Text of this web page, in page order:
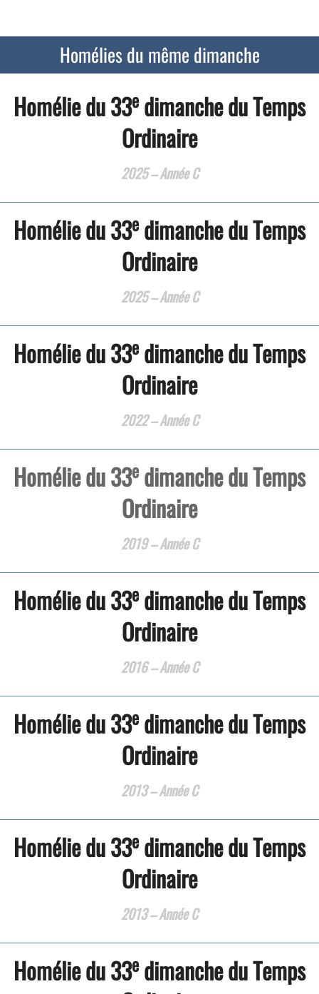
Homélies du même dimanche
Homélie du 33e dimanche du Temps
Ordinaire
2025 – Année C
Homélie du 33e dimanche du Temps
Ordinaire
2025 – Année C
Homélie du 33e dimanche du Temps
Ordinaire
2022 – Année C
Homélie du 33e dimanche du Temps
Ordinaire
2019 – Année C
Homélie du 33e dimanche du Temps
Ordinaire
2016 – Année C
Homélie du 33e dimanche du Temps
Ordinaire
2013 – Année C
Homélie du 33e dimanche du Temps
Ordinaire
2013 – Année C
Homélie du 33e dimanche du Temps